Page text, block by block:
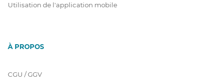
Utilisation de l'application mobile
À PROPOS
CGU / GGV